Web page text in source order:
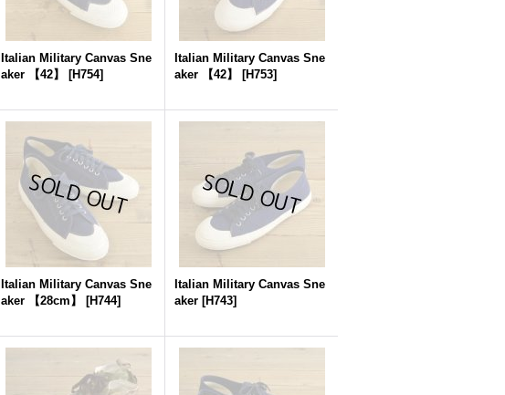
Italian Military Canvas Sne
aker 【42】
[H754]
Italian Military Canvas Sne
aker 【42】
[H753]
Italian Military Canvas Sne
aker 【28cm】
[H744]
Italian Military Canvas Sne
aker [H743]